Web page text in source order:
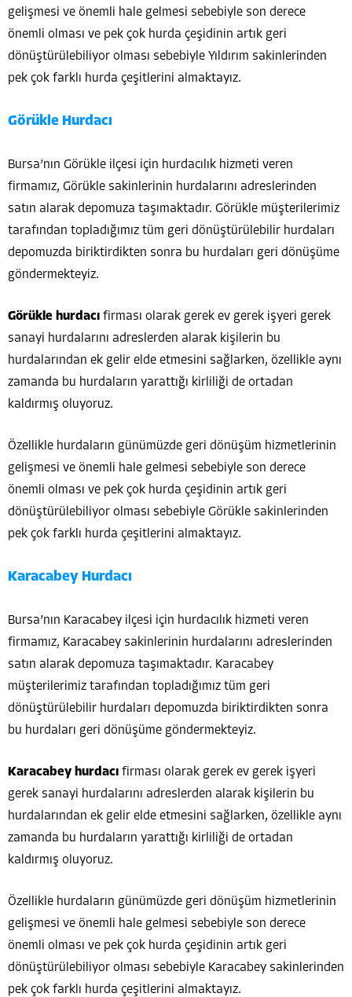
gelişmesi ve önemli hale gelmesi sebebiyle son derece
önemli olması ve pek çok hurda çeşidinin artık geri
dönüştürülebiliyor olması sebebiyle Yıldırım sakinlerinden
pek çok farklı hurda çeşitlerini almaktayız.
Görükle Hurdacı
Bursa’nın Görükle ilçesi için hurdacılık hizmeti veren
firmamız, Görükle sakinlerinin hurdalarını adreslerinden
satın alarak depomuza taşımaktadır. Görükle müşterilerimiz
tarafından topladığımız tüm geri dönüştürülebilir hurdaları
depomuzda biriktirdikten sonra bu hurdaları geri dönüşüme
göndermekteyiz.
Görükle hurdacı firması olarak gerek ev gerek işyeri gerek
sanayi hurdalarını adreslerden alarak kişilerin bu
hurdalarından ek gelir elde etmesini sağlarken, özellikle aynı
zamanda bu hurdaların yarattığı kirliliği de ortadan
kaldırmış oluyoruz.
Özellikle hurdaların günümüzde geri dönüşüm hizmetlerinin
gelişmesi ve önemli hale gelmesi sebebiyle son derece
önemli olması ve pek çok hurda çeşidinin artık geri
dönüştürülebiliyor olması sebebiyle Görükle sakinlerinden
pek çok farklı hurda çeşitlerini almaktayız.
Karacabey Hurdacı
Bursa’nın Karacabey ilçesi için hurdacılık hizmeti veren
firmamız, Karacabey sakinlerinin hurdalarını adreslerinden
satın alarak depomuza taşımaktadır. Karacabey
müşterilerimiz tarafından topladığımız tüm geri
dönüştürülebilir hurdaları depomuzda biriktirdikten sonra
bu hurdaları geri dönüşüme göndermekteyiz.
Karacabey hurdacı firması olarak gerek ev gerek işyeri
gerek sanayi hurdalarını adreslerden alarak kişilerin bu
hurdalarından ek gelir elde etmesini sağlarken, özellikle aynı
zamanda bu hurdaların yarattığı kirliliği de ortadan
kaldırmış oluyoruz.
Özellikle hurdaların günümüzde geri dönüşüm hizmetlerinin
gelişmesi ve önemli hale gelmesi sebebiyle son derece
önemli olması ve pek çok hurda çeşidinin artık geri
dönüştürülebiliyor olması sebebiyle Karacabey sakinlerinden
pek çok farklı hurda çeşitlerini almaktayız.